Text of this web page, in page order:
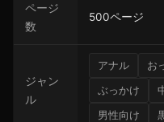
ページ
数
500ページ
ジャン
ル
アナル お
ぶっかけ
男性向け